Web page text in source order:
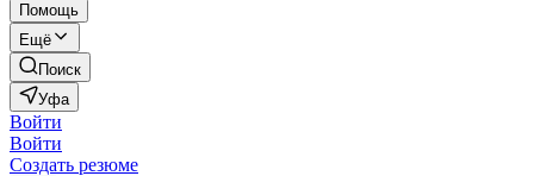
Помощь
Ещё
Поиск
Уфа
Войти
Войти
Создать резюме